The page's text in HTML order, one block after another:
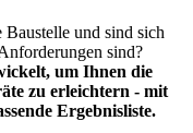
und sind sich
sind?
um Ihnen die
zu erleichtern - mit
Ergebnisliste.